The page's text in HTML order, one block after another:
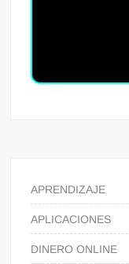
APRENDIZAJE
APLICACIONES
DINERO ONLINE